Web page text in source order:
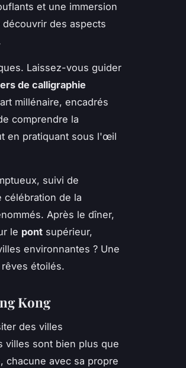
et une immersion
des aspects
Laissez-vous guider
de calligraphie
millénaire, encadrés
comprendre la
en pratiquant sous l'œil
suivi de
célébration de la
Après le dîner,
le pont supérieur,
environnantes ? Une
étoilés.
Kong
des villes
villes sont bien plus que
chacune avec sa propre